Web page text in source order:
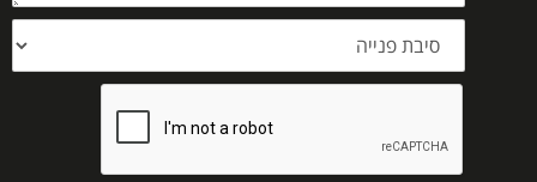
סיבת
פנייה